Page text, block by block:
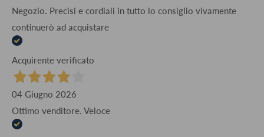
Negozio. Precisi e cordiali in tutto lo consiglio vivamente
continuerò ad acquistare
Acquirente verificato
04 Giugno 2026
Ottimo venditore. Veloce